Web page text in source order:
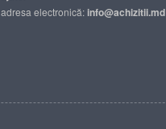
adresa electronică:info@achizitii.md